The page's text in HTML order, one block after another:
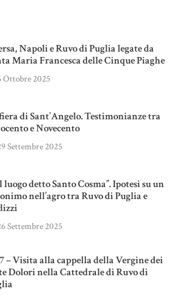
Napoli e Ruvo di Puglia legate da
Maria Francesca delle Cinque Piaghe
Ottobre 2025
di Sant’Angelo. Testimonianze tra
e Novecento
Settembre 2025
luogo detto Santo Cosma”. Ipotesi su un
nell’agro tra Ruvo di Puglia e
Settembre 2025
– Visita alla cappella della Vergine dei
Dolori nella Cattedrale di Ruvo di